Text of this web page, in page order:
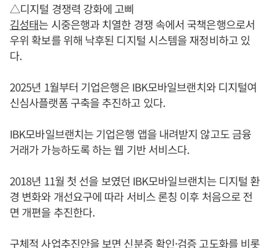
△디지털 경쟁력 강화에 고삐
김성태는 시중은행과 치열한 경쟁 속에서 국책은행으로서
우위 확보를 위해 낙후된 디지털 시스템을 재정비하고 있
다.
2025년 1월부터 기업은행은 IBK모바일브랜치와 디지털여
신심사플랫폼 구축을 추진하고 있다.
IBK모바일브랜치는 기업은행 앱을 내려받지 않고도 금융
거래가 가능하도록 하는 웹 기반 서비스다.
2018년 11월 첫 선을 보였던 IBK모바일브랜치는 디지털 환
경 변화와 개선요구에 따라 서비스 론칭 이후 처음으로 전
면 개편을 추진한다.
구체적 사업추진안을 보면 신분증 확인·검증 고도화를 비롯